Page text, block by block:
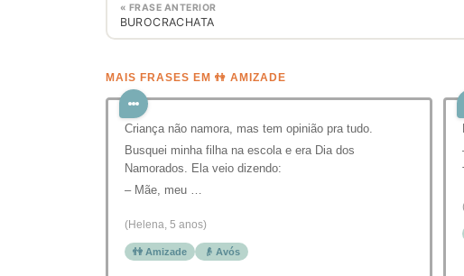
« FRASE ANTERIOR
BUROCRACHATA
MAIS FRASES EM 👫 AMIZADE
Criança não namora, mas tem opinião pra tudo.
Busquei minha filha na escola e era Dia dos
Namorados. Ela veio dizendo:
– Mãe, meu …
(Helena, 5 anos)
👫 Amizade 👴 Avós